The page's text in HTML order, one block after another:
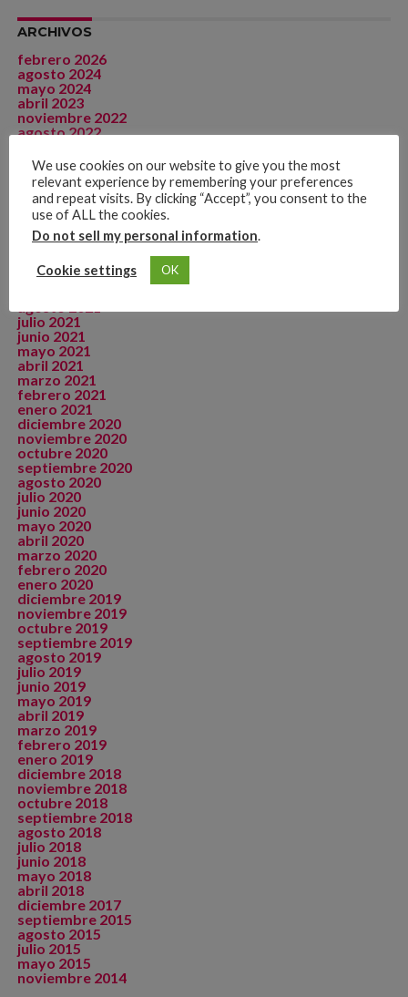
ARCHIVOS
febrero 2026
agosto 2024
mayo 2024
abril 2023
noviembre 2022
agosto 2022
junio 2022
mayo 2022
abril 2022
marzo 2022
febrero 2022
enero 2022
diciembre 2021
noviembre 2021
octubre 2021
julio 2021
junio 2021
mayo 2021
abril 2021
marzo 2021
febrero 2021
enero 2021
diciembre 2020
noviembre 2020
octubre 2020
septiembre 2020
agosto 2020
julio 2020
junio 2020
mayo 2020
abril 2020
marzo 2020
febrero 2020
enero 2020
diciembre 2019
noviembre 2019
octubre 2019
septiembre 2019
agosto 2019
julio 2019
junio 2019
mayo 2019
abril 2019
marzo 2019
febrero 2019
enero 2019
diciembre 2018
noviembre 2018
octubre 2018
septiembre 2018
agosto 2018
julio 2018
junio 2018
mayo 2018
abril 2018
diciembre 2017
septiembre 2015
agosto 2015
julio 2015
mayo 2015
noviembre 2014
We use cookies on our website to give you the most
relevant experience by remembering your preferences
and repeat visits. By clicking “Accept”, you consent to the
use of ALL the cookies.
Do not sell my personal information.
Cookie settings OK